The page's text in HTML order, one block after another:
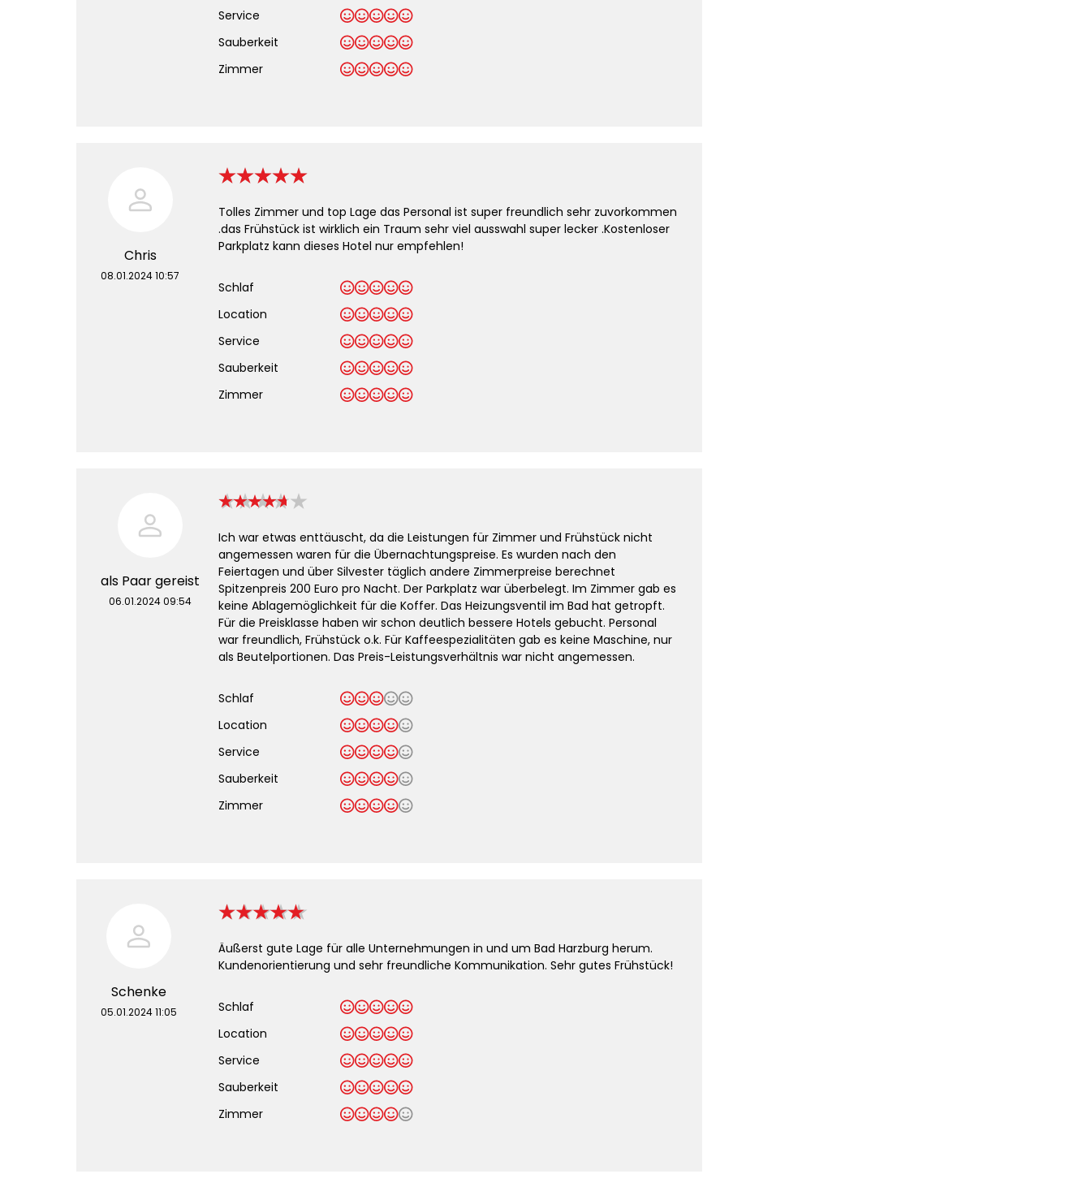
Service
Sauberkeit
Zimmer
Chris
08.01.2024 10:57
Tolles Zimmer und top Lage das Personal ist super freundlich sehr zuvorkommen
.das Frühstück ist wirklich ein Traum sehr viel ausswahl super lecker .Kostenloser
Parkplatz kann dieses Hotel nur empfehlen!
Schlaf
Location
Service
Sauberkeit
Zimmer
als Paar gereist
06.01.2024 09:54
Ich war etwas enttäuscht, da die Leistungen für Zimmer und Frühstück nicht
angemessen waren für die Übernachtungspreise. Es wurden nach den
Feiertagen und über Silvester täglich andere Zimmerpreise berechnet
Spitzenpreis 200 Euro pro Nacht. Der Parkplatz war überbelegt. Im Zimmer gab es
keine Ablagemöglichkeit für die Koffer. Das Heizungsventil im Bad hat getropft.
Für die Preisklasse haben wir schon deutlich bessere Hotels gebucht. Personal
war freundlich, Frühstück o.k. Für Kaffeespezialitäten gab es keine Maschine, nur
als Beutelportionen. Das Preis-Leistungsverhältnis war nicht angemessen.
Schlaf
Location
Service
Sauberkeit
Zimmer
Schenke
05.01.2024 11:05
Äußerst gute Lage für alle Unternehmungen in und um Bad Harzburg herum.
Kundenorientierung und sehr freundliche Kommunikation. Sehr gutes Frühstück!
Schlaf
Location
Service
Sauberkeit
Zimmer